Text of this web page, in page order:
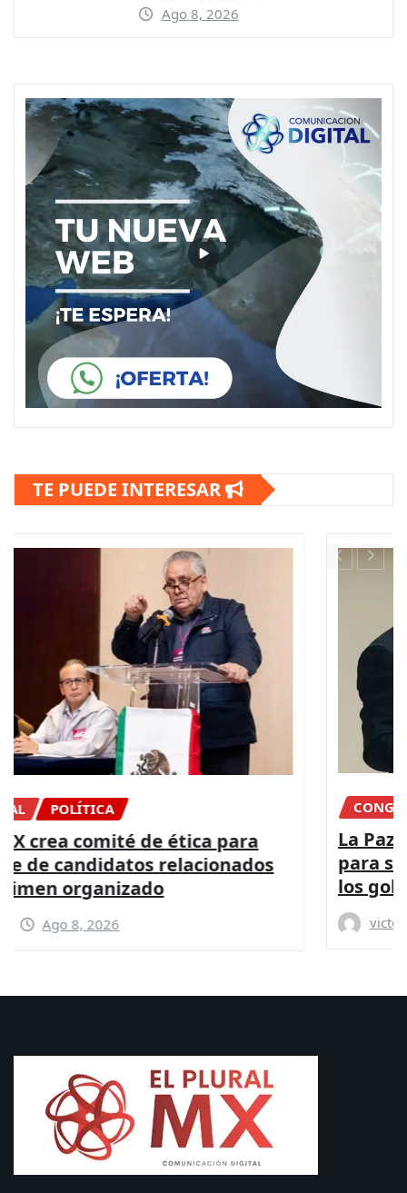
Ago 8, 2026
TE PUEDE INTERESAR
CONGRESO
La Paz es posible con más presupuesto
para seguridad y coordinación entre
los gobiernos: PRI
victor